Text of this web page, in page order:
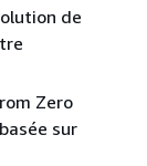
de
Zero
sur